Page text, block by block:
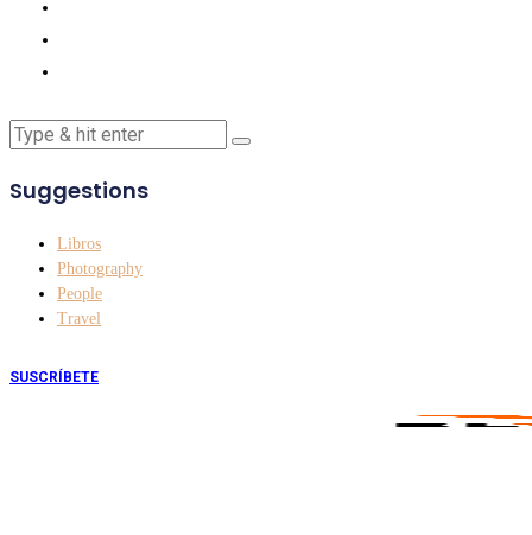
Suggestions
Libros
Photography
People
Travel
SUSCRÍBETE